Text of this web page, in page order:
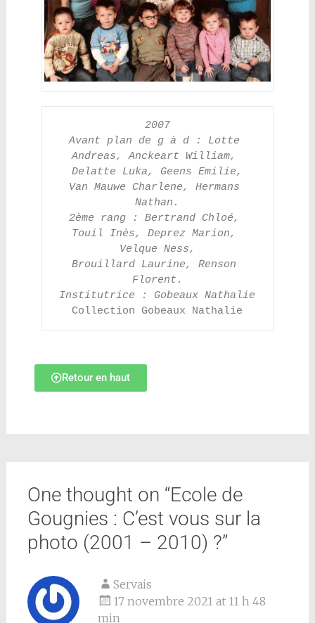
2007
Avant plan de g à d : Lotte
Andreas, Anckeart William,
Delatte Luka, Geens Emilie,
Van Mauwe Charlene, Hermans
Nathan.
2ème rang : Bertrand Chloé,
Touil Inès, Deprez Marion,
Velque Ness,
Brouillard Laurine, Renson
Florent.
Institutrice : Gobeaux Nathalie
Collection Gobeaux Nathalie
Retour en haut
One thought on “Ecole de
Gougnies : C’est vous sur la
photo (2001 – 2010) ?”
Servais
17 novembre 2021 at 11 h 48
min